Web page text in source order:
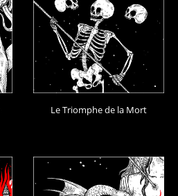
Le Triomphe de la Mort